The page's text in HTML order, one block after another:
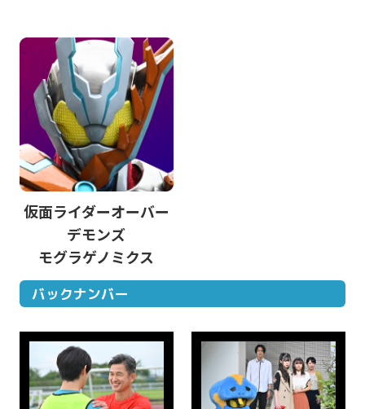
仮面ライダーオーバー
デモンズ
モグラゲノミクス
バックナンバー